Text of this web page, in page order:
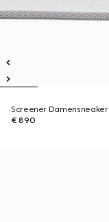
Screener Damensneaker
€ 890